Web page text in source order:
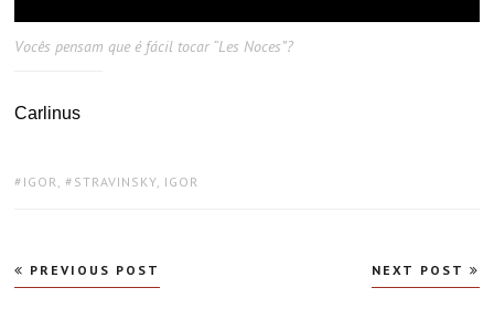
Vocês pensam que é fácil tocar “Les Noces”?
Carlinus
TAGS:
IGOR , STRAVINSKY, IGOR
Navegação
de
PREVIOUS POST NEXT POST